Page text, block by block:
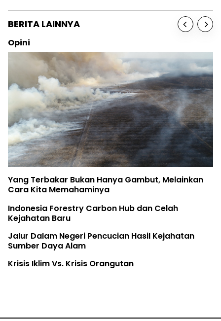
BERITA LAINNYA
Sosok
Birute Galdikas, Ibu para Orangutan, telah Pulang
The Earth Belongs to the Youth
Rifya Melawan Raksasa
Fatur Meronda Belantara dari Udara